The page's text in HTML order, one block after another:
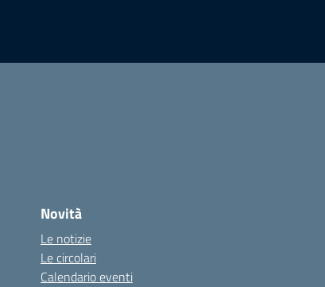
Novità
Le notizie
Le circolari
Calendario eventi